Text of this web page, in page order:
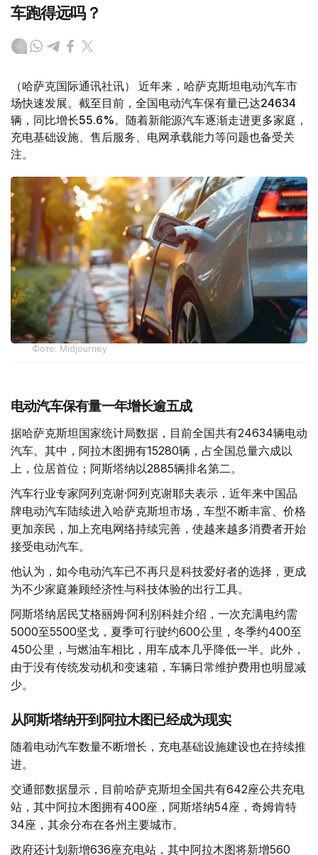
车跑得远吗？
（哈萨克国际通讯社讯） 近年来，哈萨克斯坦电动汽车市
场快速发展。截至目前，全国电动汽车保有量已达24634
辆，同比增长55.6%。随着新能源汽车逐渐走进更多家庭，
充电基础设施、售后服务、电网承载能力等问题也备受关
注。
Фото: Midjourney
电动汽车保有量一年增长逾五成
据哈萨克斯坦国家统计局数据，目前全国共有24634辆电动
汽车。其中，阿拉木图拥有15280辆，占全国总量六成以
上，位居首位；阿斯塔纳以2885辆排名第二。
汽车行业专家阿列克谢·阿列克谢耶夫表示，近年来中国品
牌电动汽车陆续进入哈萨克斯坦市场，车型不断丰富、价格
更加亲民，加上充电网络持续完善，使越来越多消费者开始
接受电动汽车。
他认为，如今电动汽车已不再只是科技爱好者的选择，更成
为不少家庭兼顾经济性与科技体验的出行工具。
阿斯塔纳居民艾格丽姆·阿利别科娃介绍，一次充满电约需
5000至5500坚戈，夏季可行驶约600公里，冬季约400至
450公里，与燃油车相比，用车成本几乎降低一半。此外，
由于没有传统发动机和变速箱，车辆日常维护费用也明显减
少。
从阿斯塔纳开到阿拉木图已经成为现实
随着电动汽车数量不断增长，充电基础设施建设也在持续推
进。
交通部数据显示，目前哈萨克斯坦全国共有642座公共充电
站，其中阿拉木图拥有400座，阿斯塔纳54座，奇姆肯特
34座，其余分布在各州主要城市。
政府还计划新增636座充电站，其中阿拉木图将新增560